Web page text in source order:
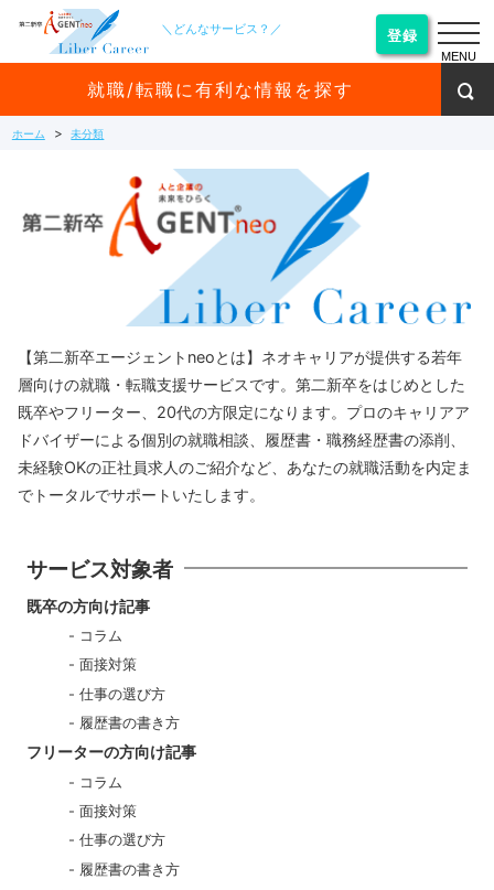
＼どんなサービス？／ 登録
就職/転職に有利な情報を探す
ホーム 未分類
【第二新卒エージェントneoとは】ネオキャリアが提供する若年
層向けの就職・転職支援サービスです。第二新卒をはじめとした
既卒やフリーター、20代の方限定になります。プロのキャリアア
ドバイザーによる個別の就職相談、履歴書・職務経歴書の添削、
未経験OKの正社員求人のご紹介など、あなたの就職活動を内定ま
でトータルでサポートいたします。
サービス対象者
既卒の方向け記事
コラム
面接対策
仕事の選び方
履歴書の書き方
フリーターの方向け記事
コラム
面接対策
仕事の選び方
履歴書の書き方
MENU